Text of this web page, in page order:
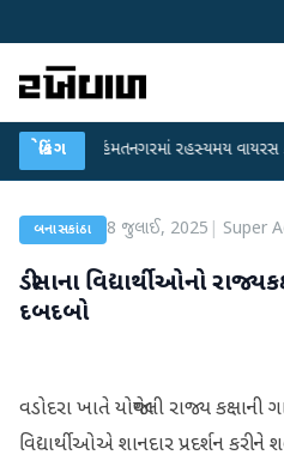
બ્રેકિંગ
હિંમતનગરમાં રહસ્યમય વાયરસ કે
બનાસકાંઠા 8 જુલાઈ, 2025 Super
ડીસાના વિદ્યાર્થીઓનો
દબદબો
વડોદરા ખાતે યોજાયેલી રાજ્ય કક્ષાની
વિદ્યાર્થીઓએ શાનદાર પ્રદર્શન